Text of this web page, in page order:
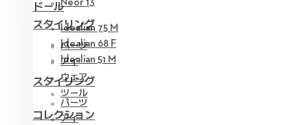
Neor 13
スタイリング
パーツ
アイ
ウェア
ツール
コレクション
ドール
Idealian 75 M
Idealian 68 F
Idealian 51 M
スタイリング
パーツ
アイ